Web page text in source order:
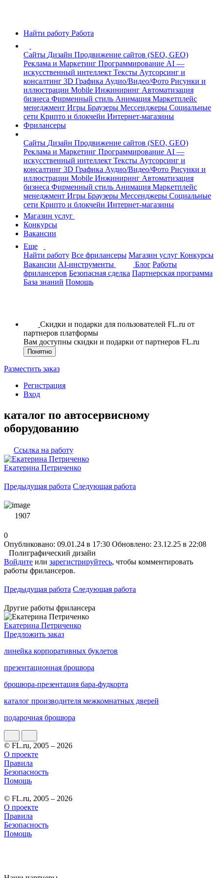
Найти работу Работа
Сайты Дизайн Продвижение сайтов (SEO, GEO)
Реклама и Маркетинг Программирование AI —
искусственный интеллект Тексты Аутсорсинг и
консалтинг 3D Графика Аудио/Видео/Фото Рисунки и
иллюстрации Mobile Инжиниринг Автоматизация
бизнеса Фирменный стиль Анимация Маркетплейс
менеджмент Игры Браузеры Мессенджеры Социальные
сети Крипто и блокчейн Интернет-магазины
Фрилансеры
Сайты Дизайн Продвижение сайтов (SEO, GEO)
Реклама и Маркетинг Программирование AI —
искусственный интеллект Тексты Аутсорсинг и
консалтинг 3D Графика Аудио/Видео/Фото Рисунки и
иллюстрации Mobile Инжиниринг Автоматизация
бизнеса Фирменный стиль Анимация Маркетплейс
менеджмент Игры Браузеры Мессенджеры Социальные
сети Крипто и блокчейн Интернет-магазины
Магазин услуг
Конкурсы
Вакансии
Еще
Найти работу Все фрилансеры Магазин услуг Конкурсы
Вакансии AI-инструменты Блог Работы
фрилансеров Безопасная сделка Партнерская программа
База знаний Помощь
Скидки и подарки для пользователей FL.ru от
партнеров платформы
Вам доступны скидки и подарки от партнеров FL.ru
Понятно
Разместить заказ
Регистрация
Вход
каталог по автосервисному
оборудованию
Ссылка на работу
Екатерина Петриченко
Предыдущая работа Следующая работа
1907
0
Опубликовано: 09.01.24 в 17:30 Обновлено: 23.12.25 в 22:08
Полиграфический дизайн
Войдите или зарегистрируйтесь, чтобы комментировать
работы фрилансеров.
Предыдущая работа Следующая работа
Другие работы фрилансера
Екатерина Петриченко
Предложить заказ
линейка корпоративных буклетов
презентационная брошюра
брошюра-презентация бара-фудкорта
каталог производителя межкомнатных дверей
подарочная брошюра
© FL.ru, 2005 – 2026
О проекте
Правила
Безопасность
Помощь
© FL.ru, 2005 – 2026
О проекте
Правила
Безопасность
Помощь